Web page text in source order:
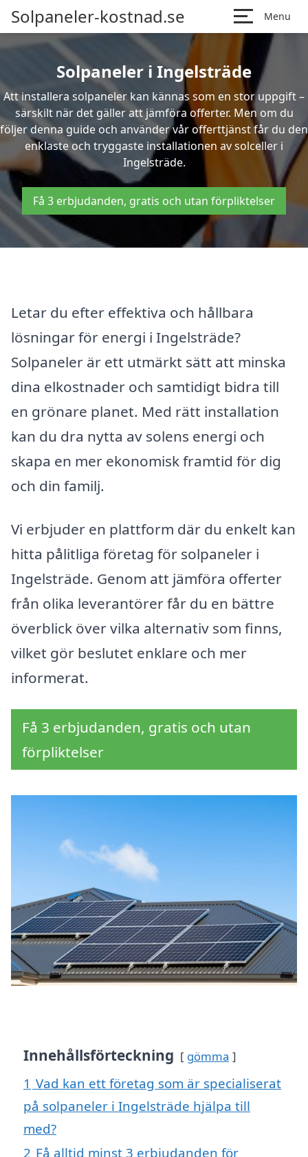
Solpaneler-kostnad.se Menu
Solpaneler i Ingelsträde
Att installera solpaneler kan kännas som en stor uppgift –
särskilt när det gäller att jämföra offerter. Men om du
följer denna guide och använder vår offerttjänst får du den
enklaste och tryggaste installationen av solceller i
Ingelsträde.
Få 3 erbjudanden, gratis och utan förpliktelser
Letar du efter effektiva och hållbara
lösningar för energi i Ingelsträde?
Solpaneler är ett utmärkt sätt att minska
dina elkostnader och samtidigt bidra till
en grönare planet. Med rätt installation
kan du dra nytta av solens energi och
skapa en mer ekonomisk framtid för dig
och din familj.
Vi erbjuder en plattform där du enkelt kan
hitta pålitliga företag för solpaneler i
Ingelsträde. Genom att jämföra offerter
från olika leverantörer får du en bättre
överblick över vilka alternativ som finns,
vilket gör beslutet enklare och mer
informerat.
Få 3 erbjudanden, gratis och utan
förpliktelser
Innehållsförteckning gömma
1 Vad kan ett företag som är specialiserat
på solpaneler i Ingelsträde hjälpa till
med?
2 Få alltid minst 3 erbjudanden för